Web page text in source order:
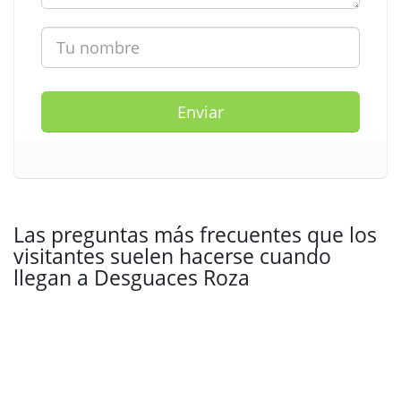
Enviar
Las preguntas más frecuentes que los
visitantes suelen hacerse cuando
llegan a Desguaces Roza